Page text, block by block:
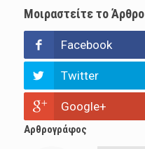
Μοιραστείτε το Άρθρο
Facebook
Twitter
Google+
Αρθρογράφος